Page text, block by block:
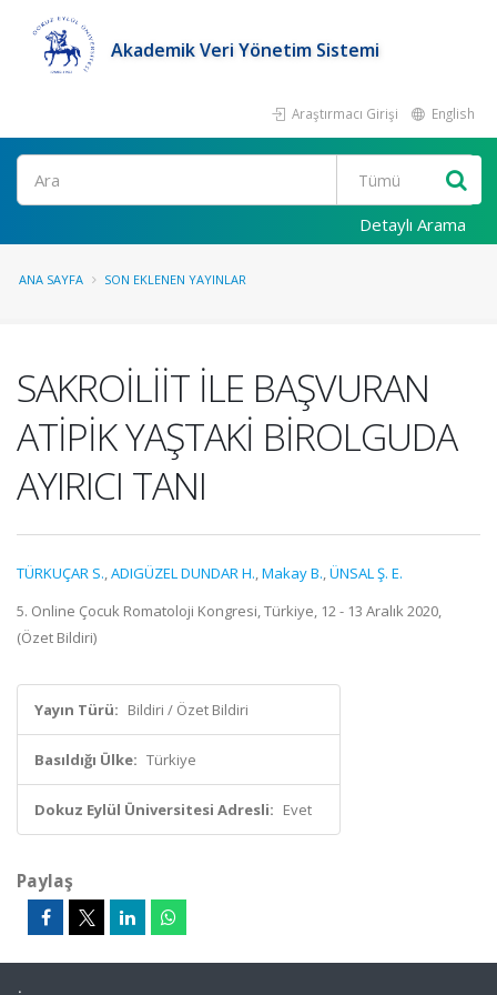
Akademik Veri Yönetim Sistemi
Araştırmacı Girişi English
Ara
Detaylı Arama
ANA SAYFA SON EKLENEN YAYINLAR
SAKROİLİİT İLE BAŞVURAN
ATİPİK YAŞTAKİ BİROLGUDA
AYIRICI TANI
TÜRKUÇAR S.,ADIGÜZEL DUNDAR H.,Makay B.,ÜNSAL Ş. E.
5. Online Çocuk Romatoloji Kongresi, Türkiye, 12 - 13 Aralık 2020,
(Özet Bildiri)
Yayın Türü: Bildiri / Özet Bildiri
Basıldığı Ülke: Türkiye
Dokuz Eylül Üniversitesi Adresli: Evet
Paylaş